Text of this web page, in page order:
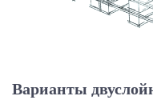
Варианты